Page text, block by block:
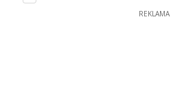
REKLAMA